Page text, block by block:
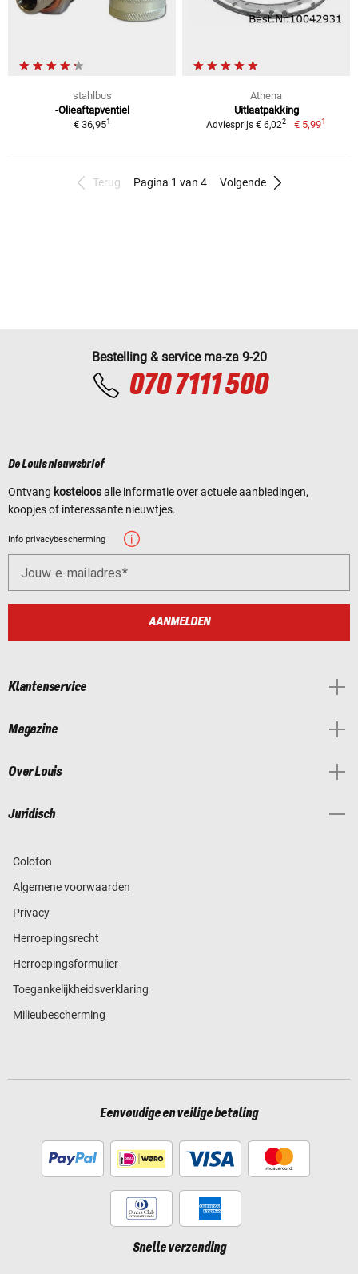
stahlbus
-Olieaftapventiel
€ 36,951
Athena
Uitlaatpakking
Adviesprijs € 6,022 € 5,991
Terug Pagina 1 van 4 Volgende
Bestelling & service ma-za 9-20
070 7111 500
De Louis nieuwsbrief
Ontvang kosteloosalle informatie over actuele aanbiedingen,
koopjes of interessante nieuwtjes.
Info privacybescherming
Jouw e-mailadres
AANMELDEN
Klantenservice
Magazine
Over Louis
Juridisch
Colofon
Algemene voorwaarden
Privacy
Herroepingsrecht
Herroepingsformulier
Toegankelijkheidsverklaring
Milieubescherming
Eenvoudige en veilige betaling
Snelle verzending